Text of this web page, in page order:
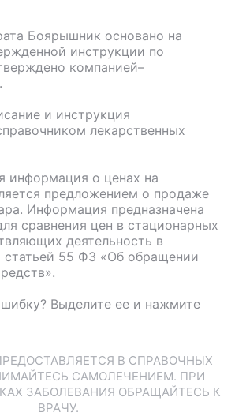
Боярышник основано на
инструкции по
компанией–
и инструкция
лекарственных
информация о ценах на
предложением о продаже
Информация предназначена
сравнения цен в стационарных
деятельность в
статьей 55 ФЗ «Об обращении
Выделите ее и нажмите
В СПРАВОЧНЫХ
САМОЛЕЧЕНИЕМ. ПРИ
ЗАБОЛЕВАНИЯ ОБРАЩАЙТЕСЬ К
ВРАЧУ.